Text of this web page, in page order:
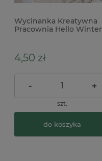
Wycinanka Kreatywna
Pracownia Hello Winter
4,50 zł
- +
szt.
do koszyka